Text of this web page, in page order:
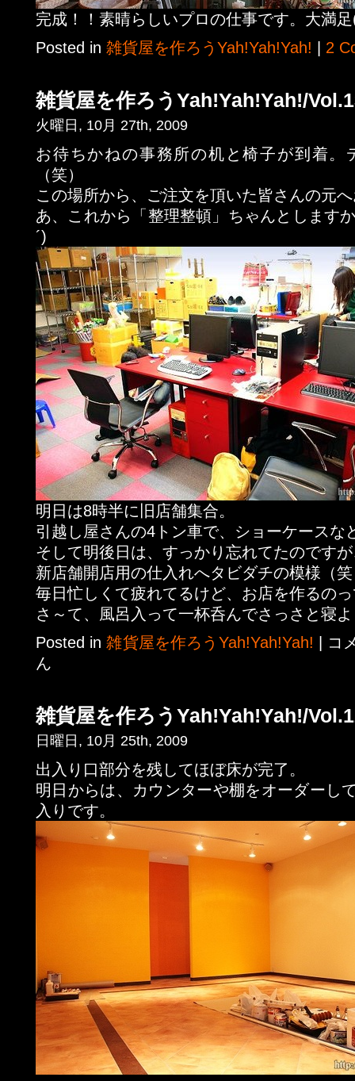
完成！！素晴らしいプロの仕事です。大満足
Posted in 雑貨屋を作ろうYah!Yah!Yah! 2
雑貨屋を作ろうYah!Yah!Yah!/
火曜日, 10月 27th, 2009
お待ちかねの事務所の机と椅子が到着。
（笑）
この場所から、ご注文を頂いた皆さんの元
あ、これから「整理整頓」ちゃんとします
´)
明日は8時半に旧店舗集合。
引越し屋さんの4トン車で、ショーケースな
そして明後日は、すっかり忘れてたのです
新店舗開店用の仕入れへタビダチの模様（
毎日忙しくて疲れてるけど、お店を作るの
さ～て、風呂入って一杯呑んでさっさと寝
Posted in雑貨屋を作ろうYah!Yah!Yah!
コ
ん
雑貨屋を作ろうYah!Yah!Yah!/
日曜日, 10月 25th, 2009
出入り口部分を残してほぼ床が完了。
明日からは、カウンターや棚をオーダーし
入りです。